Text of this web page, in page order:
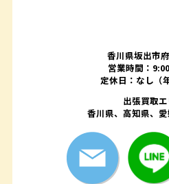
香川県坂出市
営業時間：
定休日：なし（
出張買取
香川県、高知県、